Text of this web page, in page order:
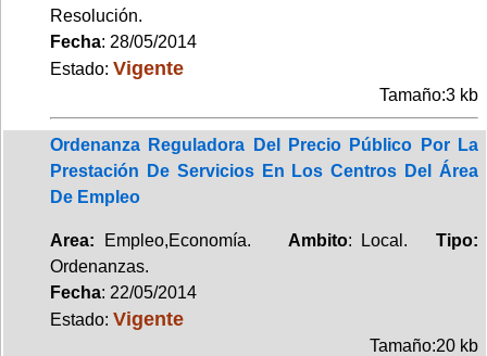
Resolución.
Fecha: 28/05/2014
Estado: Vigente
Tamaño:3 kb
Ordenanza Reguladora Del Precio Público Por La
Prestación De Servicios En Los Centros Del Área
De Empleo
Area: Empleo,Economía. Ambito: Local.Tipo:
Ordenanzas.
Fecha: 22/05/2014
Estado: Vigente
Tamaño:20 kb